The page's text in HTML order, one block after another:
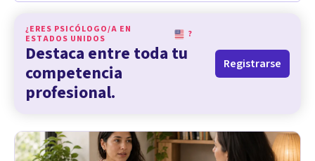
¿ERES PSICÓLOGO/A EN
ESTADOS UNIDOS
?
Destaca entre toda tu
competencia
profesional.
Registrarse